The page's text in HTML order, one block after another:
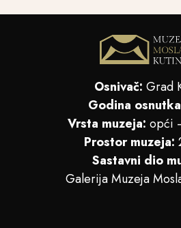
Osnivač: Grad
Godina
Vrsta muzeja: opći
Prostor muzeja:
Sastavni dio
Galerija Muzeja